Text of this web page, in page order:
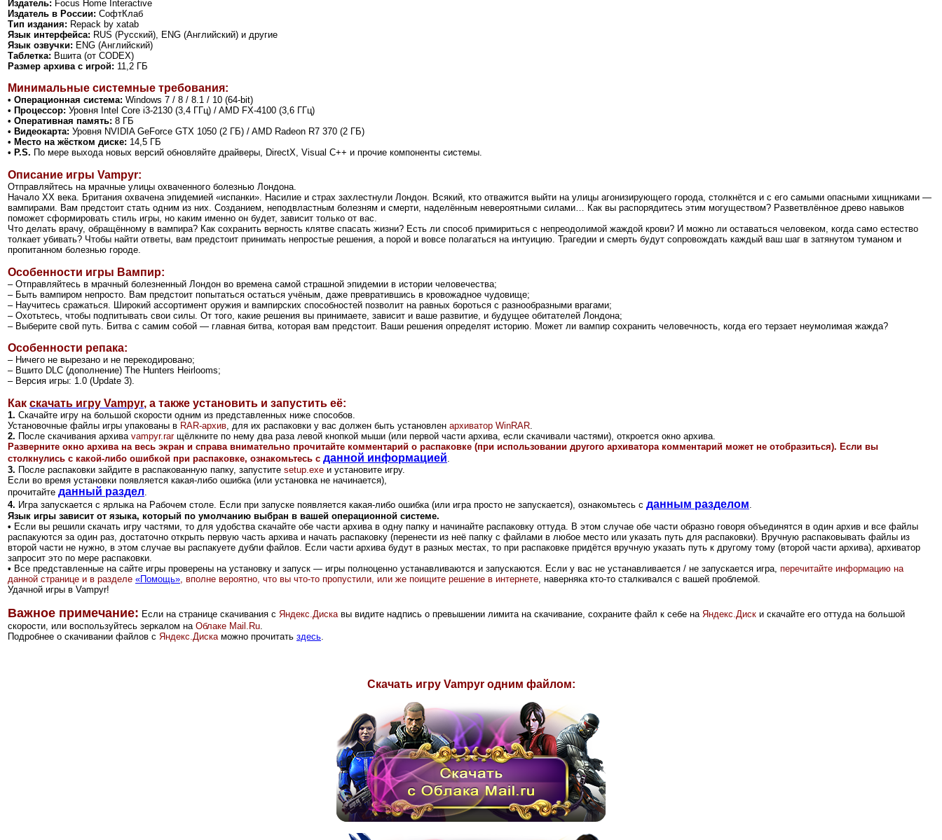
Издатель: Focus Home Interactive
Издатель в России: СофтКлаб
Тип издания: Repack by xatab
Язык интерфейса: RUS (Русский), ENG (Английский) и другие
Язык озвучки: ENG (Английский)
Таблетка: Вшита (от CODEX)
Размер архива с игрой: 11,2 ГБ
Минимальные системные требования:
• Операционная система: Windows 7 / 8 / 8.1 / 10 (64-bit)
• Процессор: Уровня Intel Core i3-2130 (3,4 ГГц) / AMD FX-4100 (3,6 ГГц)
• Оперативная память: 8 ГБ
• Видеокарта: Уровня NVIDIA GeForce GTX 1050 (2 ГБ) / AMD Radeon R7 370 (2 ГБ)
• Место на жёстком диске: 14,5 ГБ
• P.S. По мере выхода новых версий обновляйте драйверы, DirectX, Visual C++ и прочие компоненты системы.
Описание игры Vampyr:
Отправляйтесь на мрачные улицы охваченного болезнью Лондона.
Начало ХХ века. Британия охвачена эпидемией «испанки». Насилие и страх захлестнули Лондон. Всякий, кто отважится выйти на улицы агонизирующего города, столкнётся и с его самыми опасными хищниками —
вампирами.
Вам предстоит стать одним из них. Созданием, неподвластным болезням и смерти, наделённым невероятными силами… Как вы распорядитесь этим могуществом? Разветвлённое древо навыков
поможет сформировать стиль игры, но каким именно он будет, зависит только от вас.
Что делать врачу, обращённому в вампира? Как сохранить верность клятве спасать жизни? Есть ли способ примириться с непреодолимой жаждой крови? И можно ли оставаться человеком, когда само естество
толкает убивать? Чтобы найти ответы, вам предстоит принимать непростые решения, а порой и вовсе полагаться на интуицию. Трагедии и смерть будут сопровождать каждый ваш шаг в затянутом туманом и
пропитанном болезнью городе.
Особенности игры Вампир:
– Отправляйтесь в мрачный болезненный Лондон во времена самой страшной эпидемии в истории человечества;
– Быть вампиром непросто. Вам предстоит попытаться остаться учёным, даже превратившись в кровожадное чудовище;
– Научитесь сражаться. Широкий ассортимент оружия и вампирских способностей позволит на равных бороться с разнообразными врагами;
– Охотьтесь, чтобы подпитывать свои силы. От того, какие решения вы принимаете, зависит и ваше развитие, и будущее обитателей Лондона;
– Выберите свой путь. Битва с самим собой — главная битва, которая вам предстоит. Ваши решения определят историю. Может ли вампир сохранить человечность, когда его терзает неумолимая жажда?
Особенности репака:
– Ничего не вырезано и не перекодировано;
– Вшито DLC (дополнение) The Hunters Heirlooms;
– Версия игры: 1.0 (Update 3).
Как скачать игру Vampyr, а также установить и запустить её:
1. Скачайте игру на большой скорости одним из представленных ниже способов.
Установочные файлы игры упакованы в RAR-архив , для их распаковки у вас должен быть установлен архиватор WinRAR
2. После скачивания архива vampyr.rar щёлкните по нему два раза левой кнопкой мыши (или первой части архива, если скачивали частями), откроется окно архива.
Разверните окно архива на весь экран и справа внимательно прочитайте комментарий о распаковке (при использовании другого архиватора комментарий может не отобразиться). Если вы
столкнулись с какой-либо ошибкой при распаковке, ознакомьтесь с данной информацией
3. После распаковки зайдите в распакованную папку, запустите setup.exe и установите игру.
Если во время установки появляется какая-либо ошибка (или установка не начинается),
прочитайте данный раздел
4. Игра запускается с ярлыка на Рабочем столе. Если при запуске появляется какая-либо ошибка (или игра просто не запускается), ознакомьтесь с данным разделом
Язык игры зависит от языка, который по умолчанию выбран в вашей операционной системе.
• Если вы решили скачать игру частями, то для удобства скачайте обе части архива в одну папку и начинайте распаковку оттуда. В этом случае обе части образно говоря объединятся в один архив и все файлы
распакуются за один раз, достаточно открыть первую часть архива и начать распаковку (перенести из неё папку с файлами в любое место или указать путь для распаковки). Вручную распаковывать файлы из
второй части не нужно, в этом случае вы распакуете дубли файлов. Если части архива будут в разных местах, то при распаковке придётся вручную указать путь к другому тому (второй части архива), архиватор
запросит это по мере распаковки.
• Все представленные на сайте игры проверены на установку и запуск — игры полноценно устанавливаются и запускаются. Если у вас не устанавливается / не запускается игра, перечитайте информацию на
данной странице и в разделе «Помощь» , вполне вероятно, что вы что-то пропустили, или же поищите решение в интернете , наверняка кто-то сталкивался с вашей проблемой.
Удачной игры в Vampyr!
Важное примечание: Если на странице скачивания с Яндекс.Диска вы видите надпись о превышении лимита на скачивание, сохраните файл к себе на Яндекс.Диск и скачайте его оттуда на большой
скорости, или воспользуйтесь зеркалом на Облаке Mail.Ru
Подробнее о скачивании файлов с Яндекс.Диска можно прочитать здесь
Скачать игру Vampyr одним файлом: